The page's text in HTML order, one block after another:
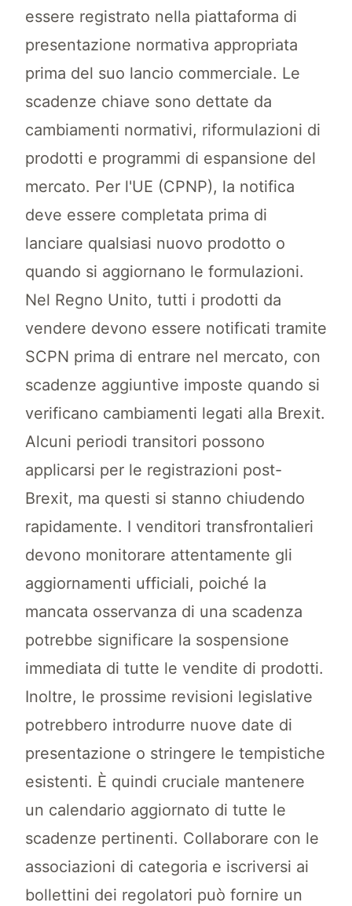
essere registrato nella piattaforma di
presentazione normativa appropriata
prima del suo lancio commerciale. Le
scadenze chiave sono dettate da
cambiamenti normativi, riformulazioni di
prodotti e programmi di espansione del
mercato. Per l'UE (CPNP), la notifica
deve essere completata prima di
lanciare qualsiasi nuovo prodotto o
quando si aggiornano le formulazioni.
Nel Regno Unito, tutti i prodotti da
vendere devono essere notificati tramite
SCPN prima di entrare nel mercato, con
scadenze aggiuntive imposte quando si
verificano cambiamenti legati alla Brexit.
Alcuni periodi transitori possono
applicarsi per le registrazioni post-
Brexit, ma questi si stanno chiudendo
rapidamente. I venditori transfrontalieri
devono monitorare attentamente gli
aggiornamenti ufficiali, poiché la
mancata osservanza di una scadenza
potrebbe significare la sospensione
immediata di tutte le vendite di prodotti.
Inoltre, le prossime revisioni legislative
potrebbero introdurre nuove date di
presentazione o stringere le tempistiche
esistenti. È quindi cruciale mantenere
un calendario aggiornato di tutte le
scadenze pertinenti. Collaborare con le
associazioni di categoria e iscriversi ai
bollettini dei regolatori può fornire un